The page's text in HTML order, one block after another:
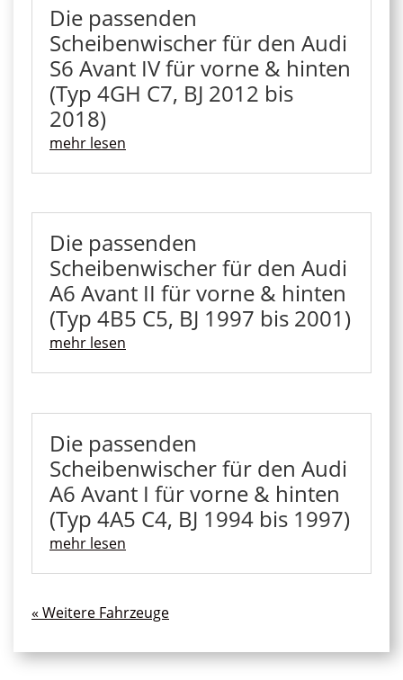
Die passenden
Scheibenwischer für den Audi
S6 Avant IV für vorne & hinten
(Typ 4GH C7, BJ 2012 bis
2018)
mehr lesen
Die passenden
Scheibenwischer für den Audi
A6 Avant II für vorne & hinten
(Typ 4B5 C5, BJ 1997 bis 2001)
mehr lesen
Die passenden
Scheibenwischer für den Audi
A6 Avant I für vorne & hinten
(Typ 4A5 C4, BJ 1994 bis 1997)
mehr lesen